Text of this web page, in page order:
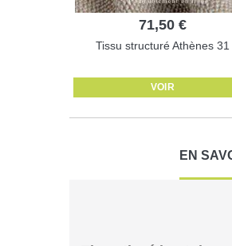
71,50 €
Tissu structuré Athènes 31
VOIR
EN